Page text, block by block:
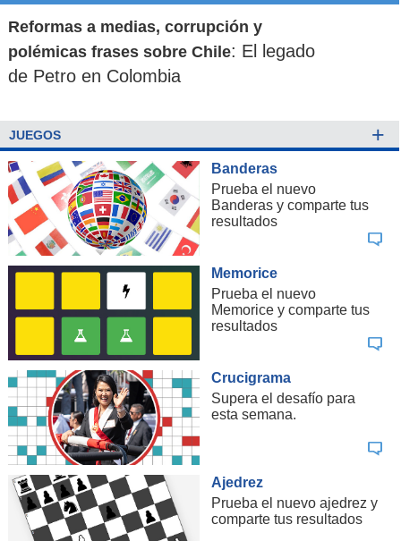
Reformas a medias, corrupción y
polémicas frases sobre Chile: El legado
de Petro en Colombia
JUEGOS +
Banderas
Prueba el nuevo
Banderas y comparte tus
resultados
Memorice
Prueba el nuevo
Memorice y comparte tus
resultados
Crucigrama
Supera el desafío para
esta semana.
Ajedrez
Prueba el nuevo ajedrez y
comparte tus resultados